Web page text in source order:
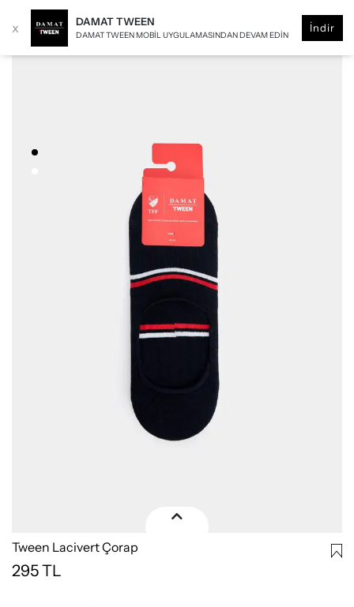
x DAMAT TWEEN
DAMAT TWEEN MOBIL UYGULAMASINDAN DEVAM EDIN
İndir
Tween Lacivert Çorap
295TL